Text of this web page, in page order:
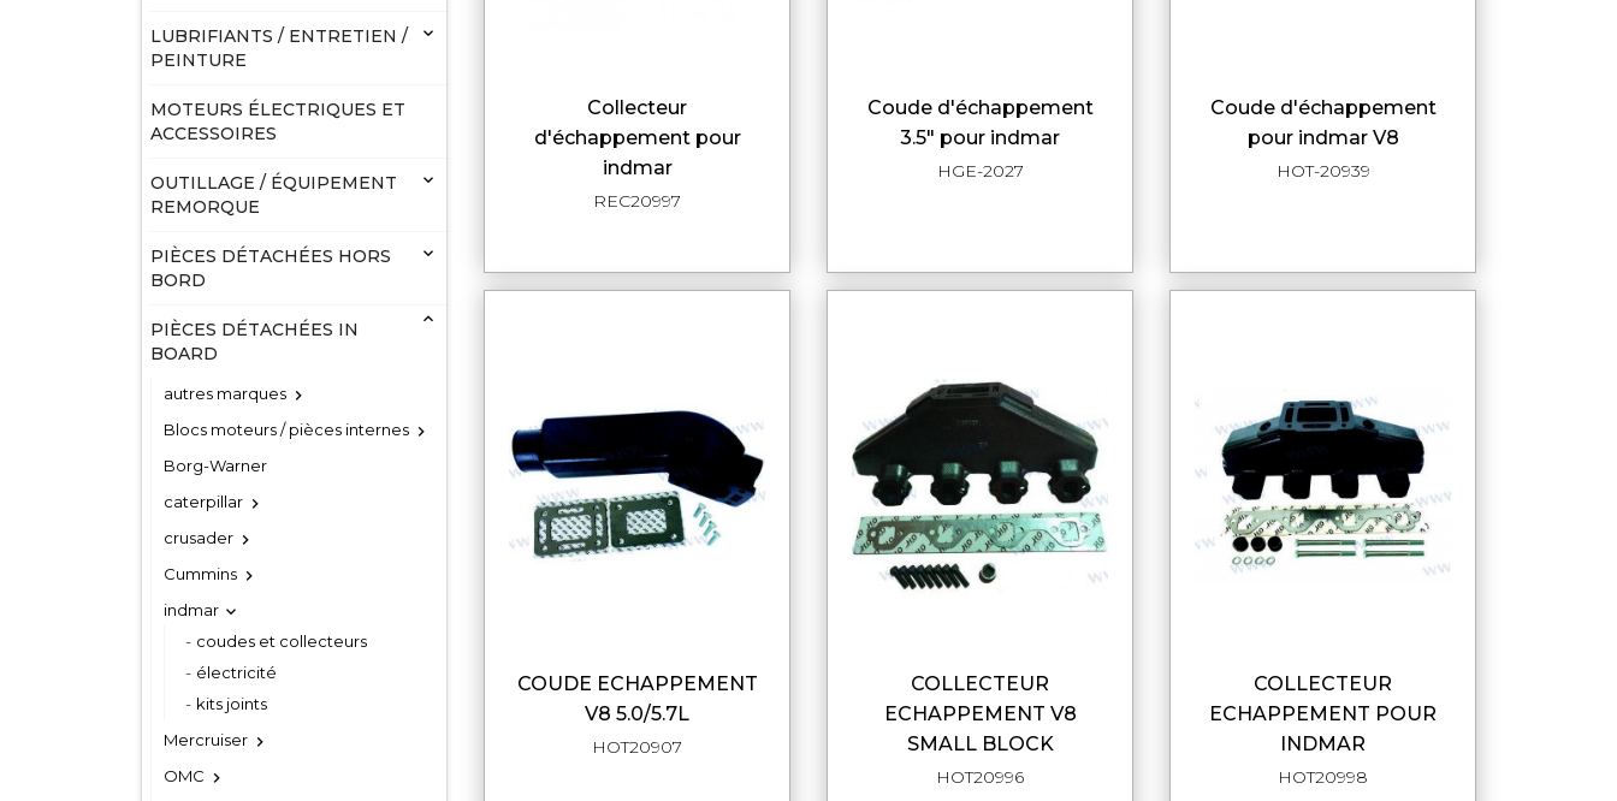
LUBRIFIANTS / ENTRETIEN /
PEINTURE

MOTEURS ÉLECTRIQUES ET
ACCESSOIRES
OUTILLAGE / ÉQUIPEMENT
REMORQUE

PIÈCES DÉTACHÉES HORS
BORD

PIÈCES DÉTACHÉES IN
BOARD

autres marques 
Blocs moteurs / pièces internes 
Borg-Warner
caterpillar 
crusader 
Cummins 
indmar 
coudes et collecteurs
électricité
kits joints
Mercruiser 
OMC 
APERÇU RAPIDE
collecteur
d'échappement pour
indmar
REC20997
APERÇU RAPIDE
coude d'échappement
3.5" pour indmar
HGE-2027
APERÇU RAPIDE
coude d'échappement
pour indmar V8
HOT-20939
APERÇU RAPIDE
COUDE ECHAPPEMENT
V8 5.0/5.7L
HOT20907
APERÇU RAPIDE
COLLECTEUR
ECHAPPEMENT V8
SMALL BLOCK
HOT20996
APERÇU RAPIDE
COLLECTEUR
ECHAPPEMENT POUR
INDMAR
HOT20998